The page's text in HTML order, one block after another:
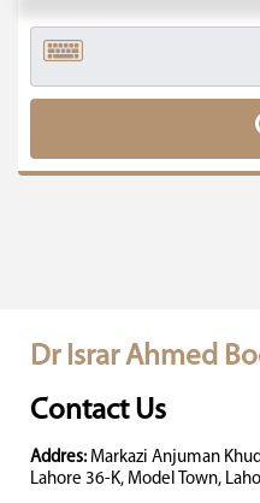
Dr Israr Ahmed
Contact Us
Addres: Markazi Anjuman
Lahore 36-K, Model Town,